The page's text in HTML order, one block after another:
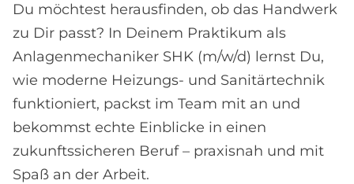
Du möchtest herausfinden, ob das Handwerk
zu Dir passt? In Deinem Praktikum als
Anlagenmechaniker SHK (m/w/d) lernst Du,
wie moderne Heizungs- und Sanitärtechnik
funktioniert, packst im Team mit an und
bekommst echte Einblicke in einen
zukunftssicheren Beruf – praxisnah und mit
Spaß an der Arbeit.